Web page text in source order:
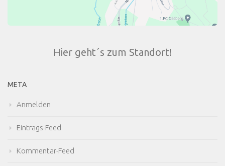
Hier geht´s zum Standort!
META
Anmelden
Eintrags-Feed
Kommentar-Feed